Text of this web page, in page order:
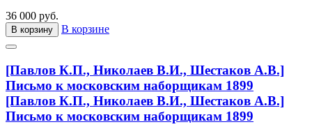
36 000 руб.
В корзину В корзине
[Павлов К.П., Николаев В.И., Шестаков А.В.]
Письмо к московским наборщикам 1899
[Павлов К.П., Николаев В.И., Шестаков А.В.]
Письмо к московским наборщикам 1899